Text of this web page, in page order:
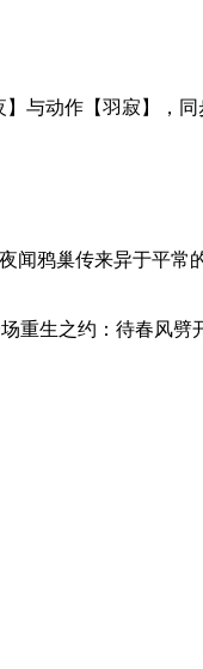
动作【羽寂】，同
鸦巢传来异于平常
生之约：待春风劈